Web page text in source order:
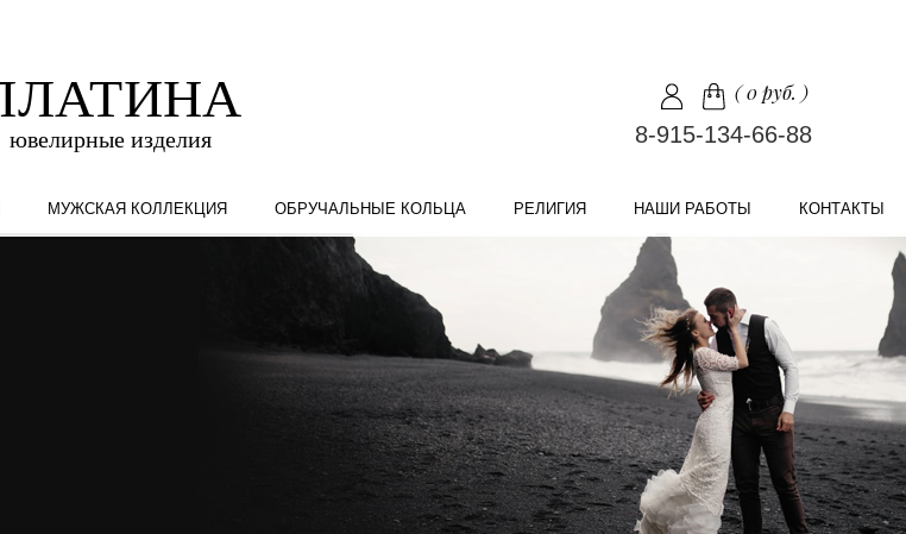
(0 руб. )
8-915-134-66-88
МУЖСКАЯ КОЛЛЕКЦИЯ ОБРУЧАЛЬНЫЕ КОЛЬЦА РЕЛИГИЯ НАШИ РАБОТЫ КОНТАКТЫ